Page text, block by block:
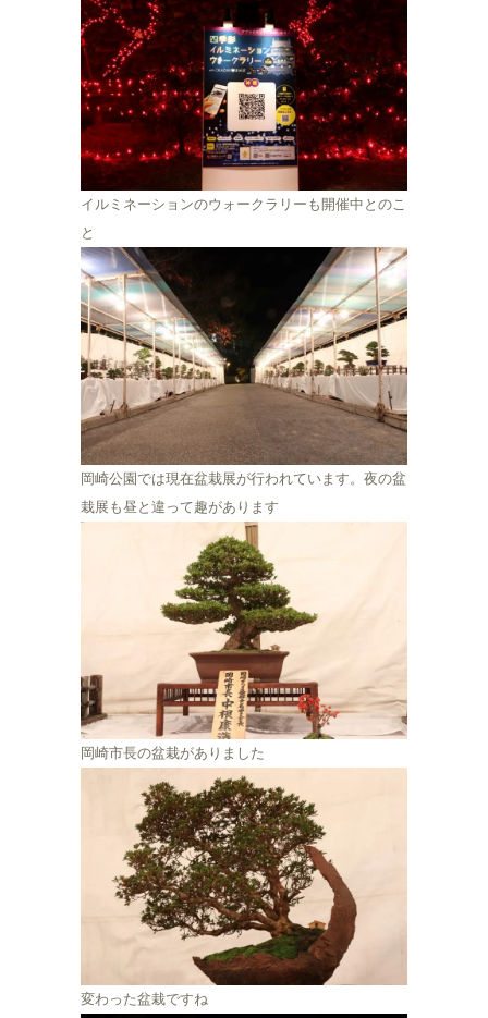
イルミネーションのウォークラリーも開催中とのこ
と
岡崎公園では現在盆栽展が行われています。夜の盆
栽展も昼と違って趣があります
岡崎市長の盆栽がありました
変わった盆栽ですね